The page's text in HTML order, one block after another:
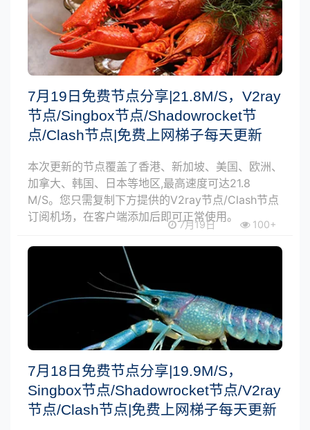
7月19日免费节点分享|21.8M/S，V2ray
节点/Singbox节点/Shadowrocket节
点/Clash节点|免费上网梯子每天更新
本次更新的节点覆盖了香港、新加坡、美国、欧洲、
加拿大、韩国、日本等地区,最高速度可达21.8
M/S。您只需复制下方提供的V2ray节点/Clash节点
订阅机场，在客户端添加后即可正常使用。
7月19日 100+
7月18日免费节点分享|19.9M/S，
Singbox节点/Shadowrocket节点/V2ray
节点/Clash节点|免费上网梯子每天更新